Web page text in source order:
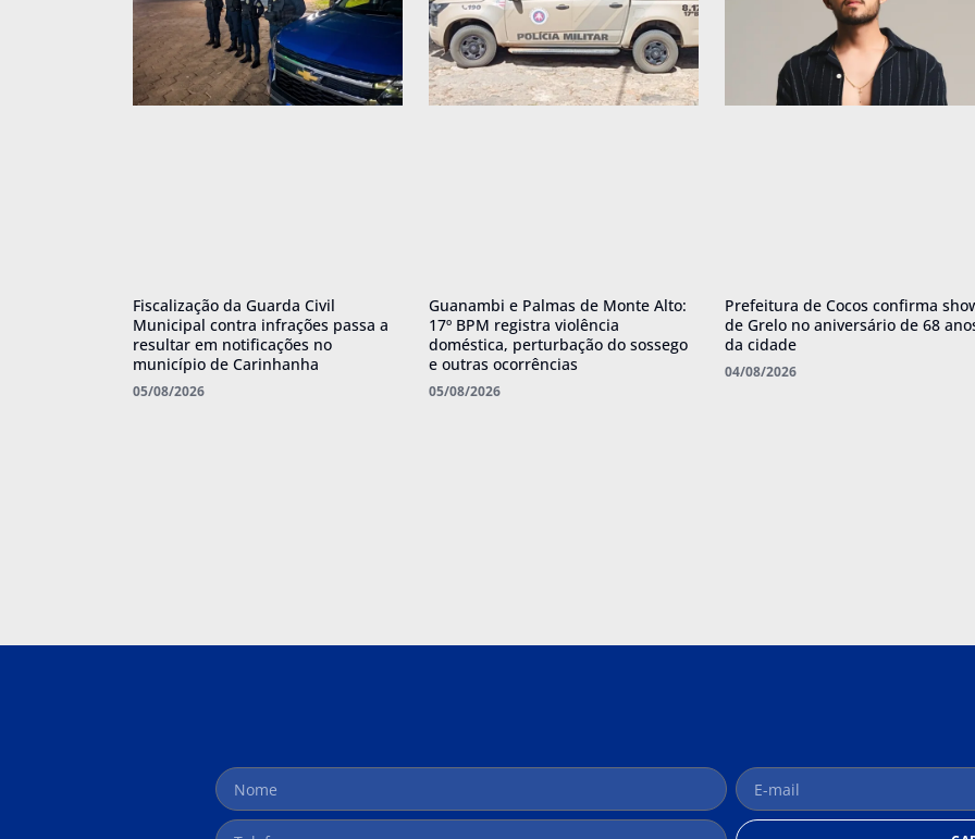
Fiscalização da Guarda Civil
Municipal contra infrações passa a
resultar em notificações no
município de Carinhanha
05/08/2026
Guanambi e Palmas de Monte Alto:
17º BPM registra violência
doméstica, perturbação do sossego
e outras ocorrências
05/08/2026
Prefeitura de Cocos confirma
de Grelo no aniversário de 68
da cidade
04/08/2026